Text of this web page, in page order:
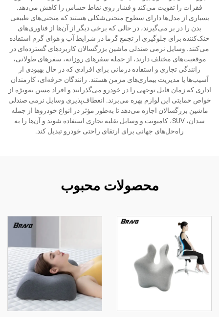
فقرات را تقویت می‌کند و فشار روی نقاط حساس را کاهش می‌دهد.
بسیاری از مدل‌ها دارای سطوح منحنی‌شکلی هستند که منحنی‌های طبیعی
بدن را در بر می‌گیرند، در حالی که برخی دیگر از آن‌ها از فناوری‌های
خنک‌کننده برای جلوگیری از تجمع گرما در شرایط آب و هوای گرم استفاده
می‌کنند. وسایل نرمی صندلی ماشین بزرگسالان کاربردهای گسترده‌ای در
موقعیت‌های مختلف دارند، از جمله سفرهای روزانه، سفرهای طولانی،
رانندگی تجاری و استفاده درمانی برای افرادی که در حال بهبودی از
آسیب‌ها یا مدیریت بیماری‌های مزمن هستند. رانندگان حرفه‌ای، کارمندان
اداری که زمان قابل توجهی را در خودرو می‌گذرانند و افراد مسن به‌ویژه از
خواص حمایتی این لوازم بهره می‌برند. انعطاف‌پذیری وسایل نرمی صندلی
ماشین بزرگسالان اجازه می‌دهد تا به‌طور مؤثر در انواع خودروها از جمله
سدان، SUV، کامیونت و وسایل نقلیه تجاری استفاده شوند و آن‌ها را به
راه‌حل‌های جهانی برای ارتقای راحتی خودرو تبدیل کند.
محصولات محبوب